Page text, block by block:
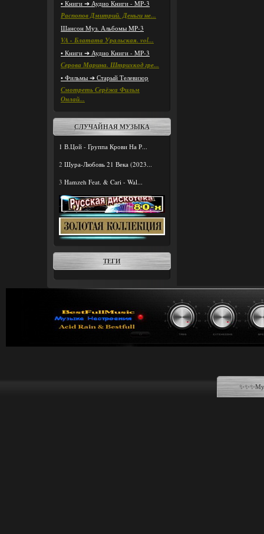
• Книги ➔ Аудио Книги - MP-3
Распопов Дмитрий. Деньги не...
Шансон Муз. Альбомы MP-3
VA - Блатата Уральская. vol...
• Книги ➔ Аудио Книги - MP-3
Серова Марина. Штрихкод гре...
• Фильмы ➔ Старый Телевизор
Смотреть Серёжа Фильм
Онлай...
СЛУЧАЙНАЯ МУЗЫКА
1 В.Цой - Группа Крови На Р...
2 Шура-Любовь 21 Века (2023...
3 Hamzeh Feat. & Cari - Wal...
ТЕГИ